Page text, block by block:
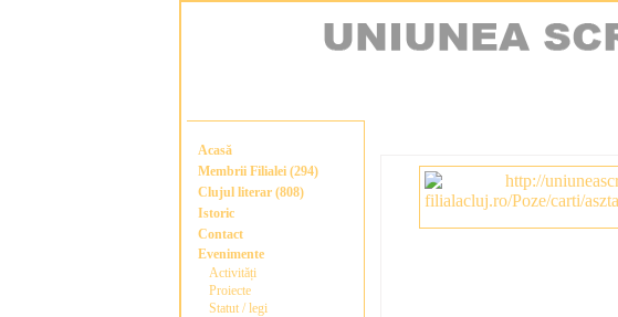
Acasă
Membrii Filialei (294)
Clujul literar (808)
Istoric
Contact
Evenimente
Activități
Proiecte
Statut / legi